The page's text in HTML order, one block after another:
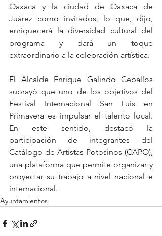
Oaxaca y la ciudad de Oaxaca de
Juárez como invitados, lo que, dijo,
enriquecerá la diversidad cultural del
programa y dará un toque
extraordinario a la celebración artística.
El Alcalde Enrique Galindo Ceballos
subrayó que uno de los objetivos del
Festival Internacional San Luis en
Primavera es impulsar el talento local.
En este sentido, destacó la
participación de integrantes del
Catálogo de Artistas Potosinos (CAPO),
una plataforma que permite organizar y
proyectar su trabajo a nivel nacional e
internacional.
Ayuntamientos